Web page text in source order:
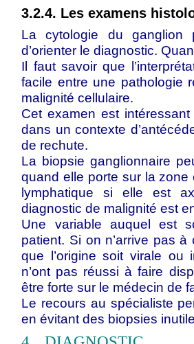
3.2.4. Les examens
La cytologie du ganglion
d’orienter le diagnostic.
Il faut savoir que
facile entre une pathologie
malignité cellulaire.
Cet examen est intéressant
dans un contexte
de rechute.
La biopsie ganglionnaire
quand elle porte sur la
lymphatique si elle est
diagnostic de malignité est
Une variable auquel est
patient. Si on n’arrive pas
que l’origine soit virale ou
n’ont pas réussi à faire
être forte sur le médecin de
Le recours au spécialiste
en évitant des biopsies